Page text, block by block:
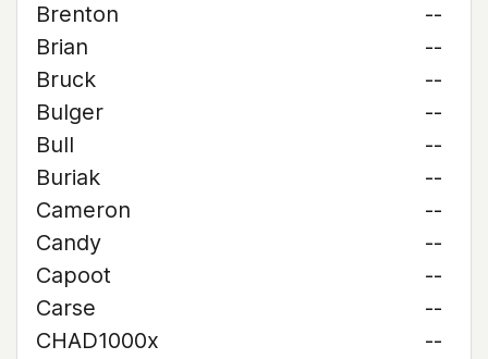
Brenton
--
Brian
--
Bruck
--
Bulger
--
Bull
--
Buriak
--
Cameron
--
Candy
--
Capoot
--
Carse
--
CHAD1000x
--